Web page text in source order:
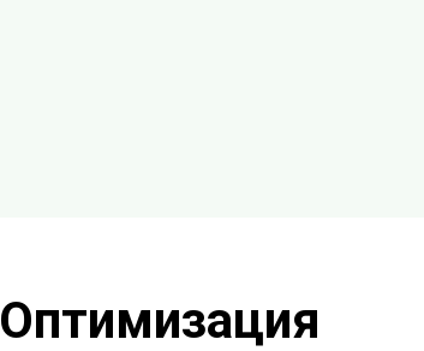
Оптимизация